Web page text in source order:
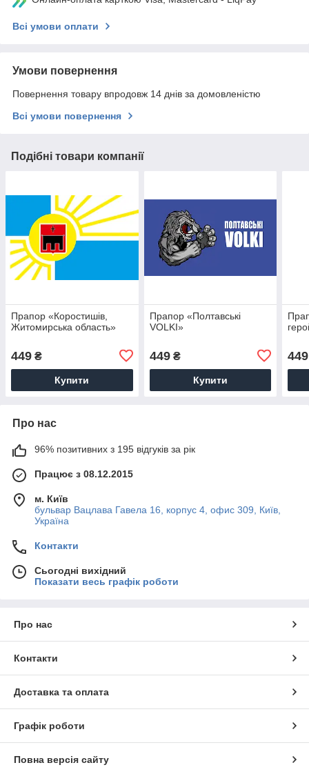
Всі умови оплати
Умови повернення
Повернення товару впродовж 14 днів за домовленістю
Всі умови повернення
Подібні товари компанії
Прапор «Коростишів,
Житомирська область»
449 ₴
Купити
Прапор «Полтавські
VOLKI»
449₴
Купити
449
Про нас
96% позитивних з 195 відгуків за рік
Працює з 08.12.2015
м. Київ
бульвар Вацлава Гавела 16, корпус 4, офис 309, Київ,
Україна
Контакти
Сьогодні вихідний
Показати весь графік роботи
Про нас
Контакти
Доставка та оплата
Графік роботи
Повна версія сайту